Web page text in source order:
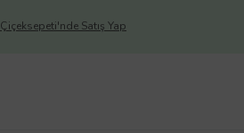
Çiçeksepeti'nde Satış Yap